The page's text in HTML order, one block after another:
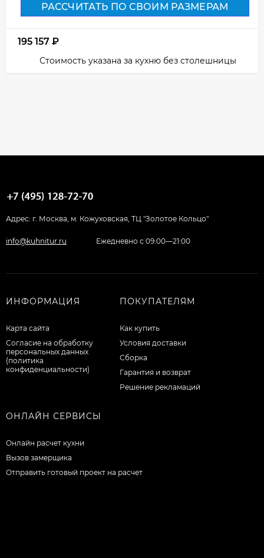
РАССЧИТАТЬ ПО СВОИМ РАЗМЕРАМ
195 157 ₽
Стоимость указана за кухню без столешницы
Адрес: г. Москва, м. Кожуховская, ТЦ "Золотое Кольцо"
info@kuhnitur.ru Ежедневно с 09:00—21:00
ИНФОРМАЦИЯ
Карта сайта
Согласие на обработку
персональных данных
(политика
конфиденциальности)
ПОКУПАТЕЛЯМ
Как купить
Условия доставки
Сборка
Гарантия и возврат
Решение рекламаций
ОНЛАЙН СЕРВИСЫ
Онлайн расчет кухни
Вызов замерщика
Отправить готовый проект на расчет